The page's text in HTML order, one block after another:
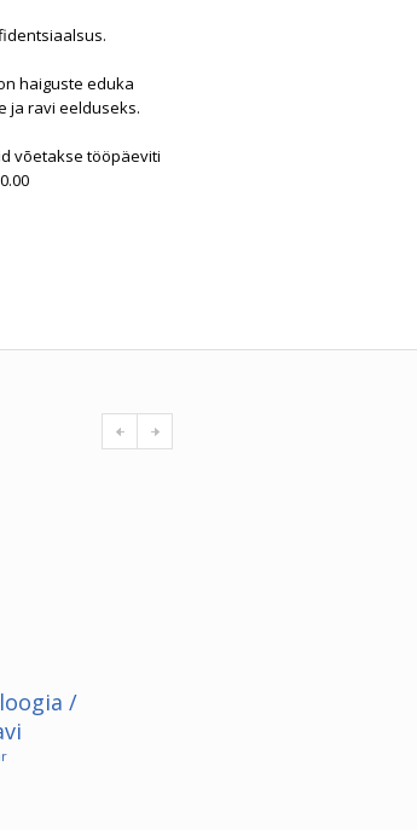
haiguste eduka
ja ravi eelduseks.
võetakse tööpäeviti
/